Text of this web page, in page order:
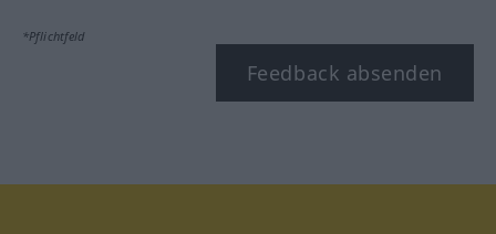
*Pflichtfeld
Feedback absenden